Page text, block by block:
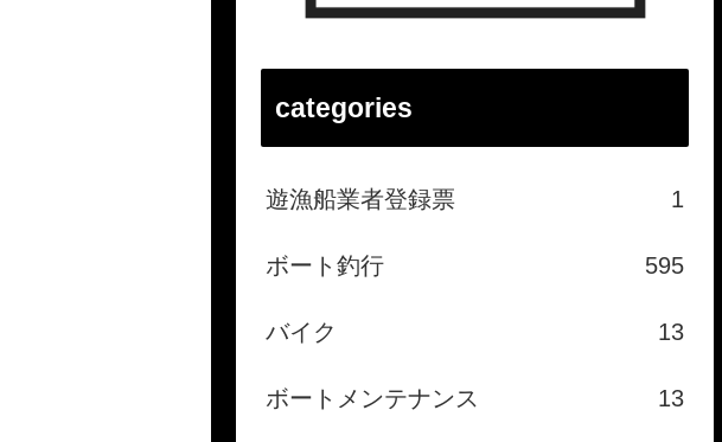
categories
遊漁船業者登録票 1
ボート釣行 595
バイク 13
ボートメンテナンス 13